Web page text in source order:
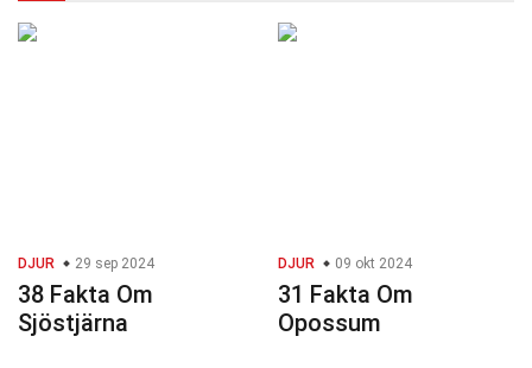
DJUR 29 sep 2024
38 Fakta Om
Sjöstjärna
DJUR 09 okt 2024
31 Fakta Om
Opossum